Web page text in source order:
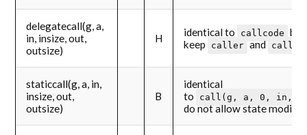
delegatecall(g, a,
in, insize, out,
outsize)
H identical to callcode but
keep
caller and
staticcall(g, a, in,
insize, out,
outsize)
B
identical
to
call(g, a, 0, in,
do not allow state